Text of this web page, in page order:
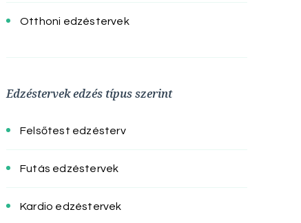
Otthoni edzéstervek
Edzéstervek edzés típus szerint
Felsőtest edzésterv
Futás edzéstervek
Kardio edzéstervek